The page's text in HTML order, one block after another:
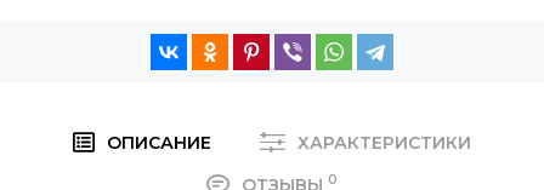
ОПИСАНИЕ
ХАРАКТЕРИСТИКИ
ОТЗЫВЫ 0